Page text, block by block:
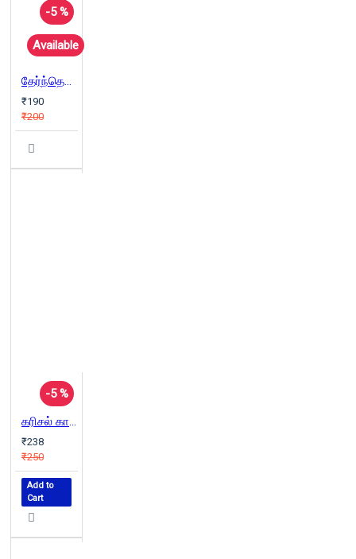
-5 %
Available
தேர்ந்தெடுத்த கதைகள்
₹190
₹200
-5 %
கரிசல் காட்டுக் கடுதாசி
₹238
₹250
Add to
Cart